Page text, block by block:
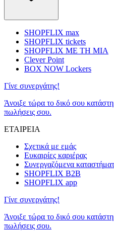
SHOPFLIX max
SHOPFLIX tickets
SHOPFLIX ΜΕ ΤΗ ΜΙΑ
Clever Point
BOX NOW Lockers
Γίνε συνεργάτης!
Άνοιξε τώρα το δικό σου
πωλήσεις σου.
ΕΤΑΙΡΕΙΑ
Σχετικά με εμάς
Ευκαιρίες καριέρας
Συνεργαζόμενα
SHOPFLIX B2B
SHOPFLIX app
Γίνε συνεργάτης!
Άνοιξε τώρα το δικό σου
πωλήσεις σου.